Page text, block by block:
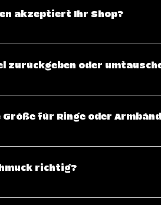
akzeptiert Ihr Shop?
darunter
Alle Zahlungen werden sicher
zurückgeben oder
zufrieden bist, kannst du Artikel
Bitte beachte, dass der
zurückgesendet werden
für Ringe oder
einem Ringmaß oder einer
Armbändern ist die Verwendung
richtig?
zu verlängern, empfehlen